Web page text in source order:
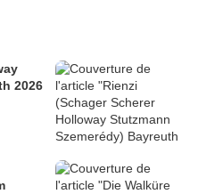
2026